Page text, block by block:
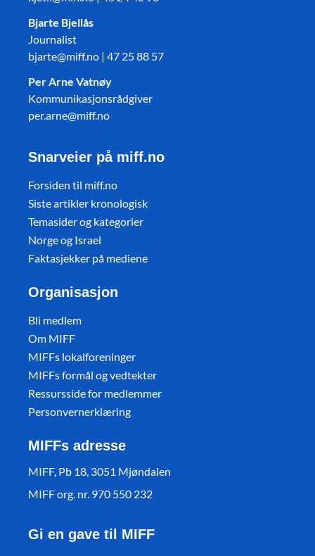
Bjarte Bjellås
Journalist
bjarte@miff.no | 47 25 88 57
Per Arne Vatnøy
Kommunikasjonsrådgiver
per.arne@miff.no
Snarveier på miff.no
Forsiden til miff.no
Siste artikler kronologisk
Temasider og kategorier
Norge og Israel
Faktasjekker på mediene
Organisasjon
Bli medlem
Om MIFF
MIFFs lokalforeninger
MIFFs formål og vedtekter
Ressursside for medlemmer
Personvernerklæring
MIFFs adresse
MIFF, Pb 18, 3051 Mjøndalen
MIFF org. nr. 970 550 232
Gi en gave til MIFF